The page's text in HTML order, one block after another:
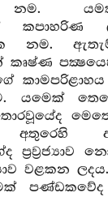
නම.
කපාහරිණ
නම.
කෘෂ්ණ
යමෙක්
ප්‍රව්‍රජ්‍යාව
වළකන